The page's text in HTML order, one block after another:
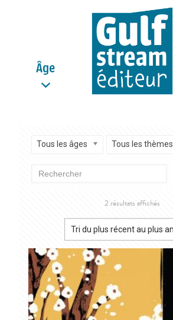
Âge
Tous les âges Tous les thèmes
2 résultats affichés
plus
au
plus